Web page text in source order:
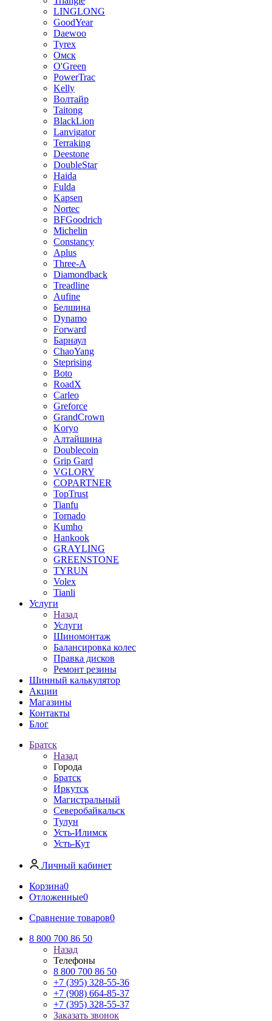
LINGLONG
GoodYear
Daewoo
Tyrex
Омск
O'Green
PowerTrac
Kelly
Волтайр
Taitong
BlackLion
Lanvigator
Terraking
Deestone
DoubleStar
Haida
Fulda
Kapsen
Nortec
BFGoodrich
Michelin
Constancy
Aplus
Three-A
Diamondback
Treadline
Aufine
Белшина
Dynamo
Forward
Барнаул
ChaoYang
Steprising
Boto
RoadX
Carleo
Greforce
GrandCrown
Koryo
Алтайшина
Doublecoin
Grip Gard
VGLORY
COPARTNER
TopTrust
Tianfu
Tornado
Kumho
Hankook
GRAYLING
GREENSTONE
TYRUN
Volex
Tianli
Услуги
Назад
Услуги
Шиномонтаж
Балансировка колес
Правка дисков
Ремонт резины
Шинный калькулятор
Акции
Магазины
Контакты
Блог
Братск
Назад
Города
Братск
Иркутск
Магистральный
Северобайкальск
Тулун
Усть-Илимск
Усть-Кут
Личный кабинет
Корзина0
Отложенные0
Сравнение товаров0
8 800 700 86 50
Назад
Телефоны
8 800 700 86 50
+7 (395) 328-55-36
+7 (908) 664-85-37
+7 (395) 328-55-37
Заказать звонок